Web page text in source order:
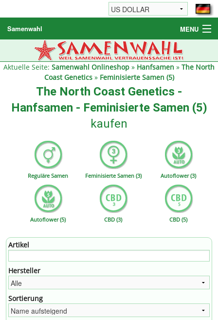
Samenwahl MENU
Hanfsamen
Weitere Produkte
Reseller
Aktuelle Seite: Samenwahl Onlineshop » Hanfsamen » The North
Coast Genetics» Feminisierte Samen (5)
The North Coast Genetics -
Hanfsamen - Feminisierte Samen (5)
kaufen
Reguläre Samen Feminisierte Samen (3) Autoflower (3)
Autoflower (5) CBD (3) CBD (5)
Artikel
Hersteller
Sortierung